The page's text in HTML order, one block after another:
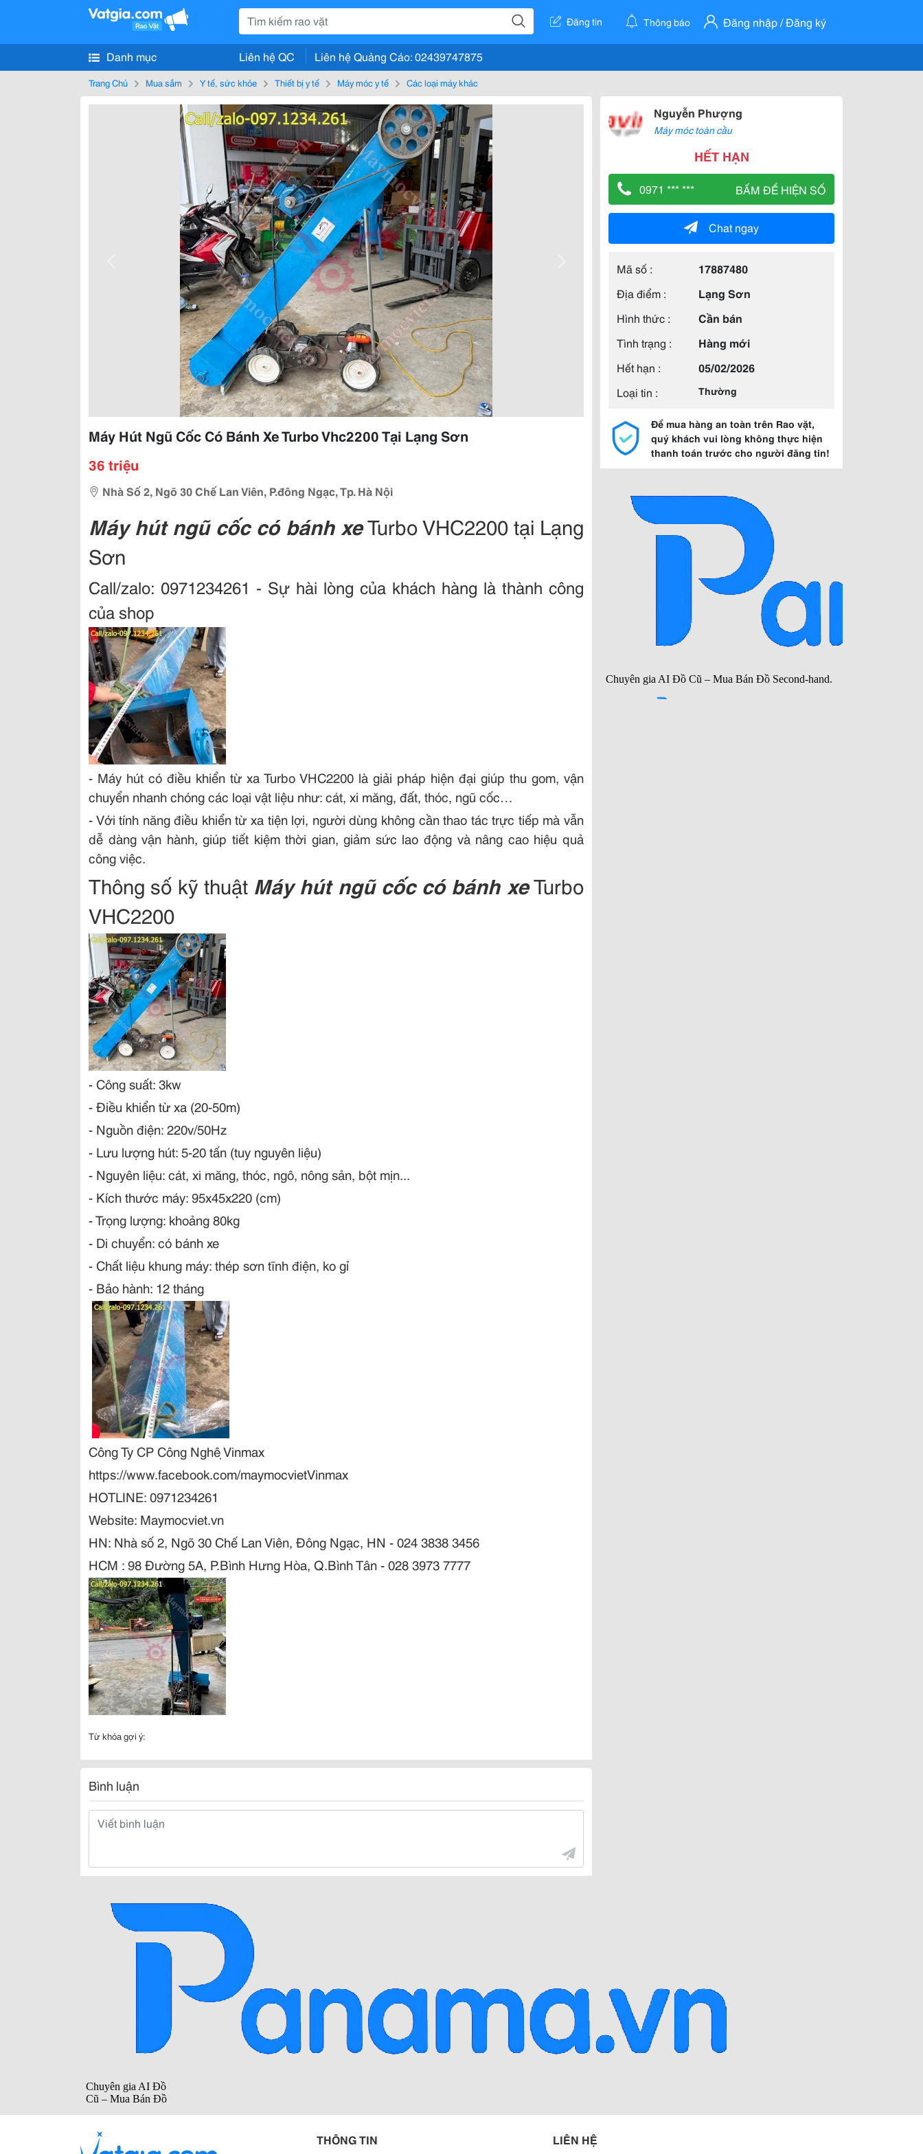
Đăng tin Thông báo Đăng nhập / Đăng ký
Danh mục Liên hệ QC Liên hệ Quảng Cáo: 02439747875
Trang Chủ Mua sắm Y tế, sức khỏe Thiết bị y tế Máy móc y tế Các loại máy khác
Máy Hút Ngũ Cốc Có Bánh Xe Turbo Vhc2200 Tại Lạng Sơn
36 triệu
Nhà Số 2, Ngõ 30 Chế Lan Viên, P.đông Ngạc, Tp. Hà Nội
Máy hút ngũ cốc có bánh xeTurbo VHC2200 tại Lạng
Sơn
Call/zalo: 0971234261 - Sự hài lòng của khách hàng là thành công
của shop
- Máy hút có điều khiển từ xa Turbo VHC2200 là giải pháp hiện đại giúp thu gom, vận
chuyển nhanh chóng các loại vật liệu như: cát, xi măng, đất, thóc, ngũ cốc…
- Với tính năng điều khiển từ xa tiện lợi, người dùng không cần thao tác trực tiếp mà vẫn
dễ dàng vận hành, giúp tiết kiệm thời gian, giảm sức lao động và nâng cao hiệu quả
công việc.
Thông số kỹ thuật Máy hút ngũ cốc có bánh xeTurbo
VHC2200
- Công suất: 3kw
- Điều khiển từ xa (20-50m)
- Nguồn điện: 220v/50Hz
- Lưu lượng hút: 5-20 tấn (tuy nguyên liệu)
- Nguyên liệu: cát, xi măng, thóc, ngô, nông sản, bột mịn...
- Kích thước máy: 95x45x220 (cm)
- Trọng lượng: khoảng 80kg
- Di chuyển: có bánh xe
- Chất liệu khung máy: thép sơn tĩnh điện, ko gỉ
- Bảo hành: 12 tháng
Công Ty CP Công Nghệ Vinmax
https://www.facebook.com/maymocvietVinmax
HOTLINE: 0971234261
Website: Maymocviet.vn
HN: Nhà số 2, Ngõ 30 Chế Lan Viên, Đông Ngạc, HN - 024 3838 3456
HCM : 98 Đường 5A, P.Bình Hưng Hòa, Q.Bình Tân - 028 3973 7777
Từ khóa gợi ý:
Bình luận
Nguyễn Phượng
Máy móc toàn cầu
HẾT HẠN
0971 *** *** BẤM ĐỂ HIỆN SỐ
Chat ngay
Mã số :
17887480
Địa điểm :
Lạng Sơn
Hình thức :
Cần bán
Tình trạng :
Hàng mới
Hết hạn :
05/02/2026
Loại tin :
Thường
Để mua hàng an toàn trên Rao vặt,
quý khách vui lòng không thực hiện
thanh toán trước cho người đăng tin!
THÔNG TIN LIÊN HỆ